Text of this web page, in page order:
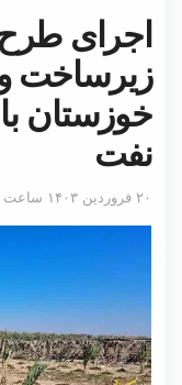
اجرای
زیرساخت و
خوزستان
نفت
۲۰ فروردین ۱۴۰۳ ساعت ۱۵:۴۳